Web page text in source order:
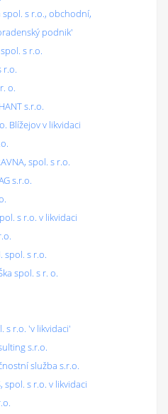
spol. s r.o., obchodní,
podnik'
s r.o.
r.o.
o.
s.r.o.
Blížejov v likvidaci
spol. s r.o.
s.r.o.
s r.o. v likvidaci
spol. s r.o.
spol. s r. o.
s r.o. 'v likvidaci'
s.r.o.
služba s.r.o.
spol. s r.o. v likvidaci